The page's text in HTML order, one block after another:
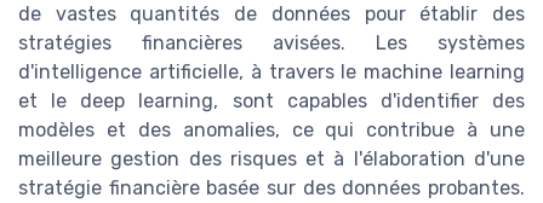
de vastes quantités de données pour établir des
stratégies financières avisées. Les systèmes
d'intelligence artificielle, à travers le machine learning
et le deep learning, sont capables d'identifier des
modèles et des anomalies, ce qui contribue à une
meilleure gestion des risques et à l'élaboration d'une
stratégie financière basée sur des données probantes.